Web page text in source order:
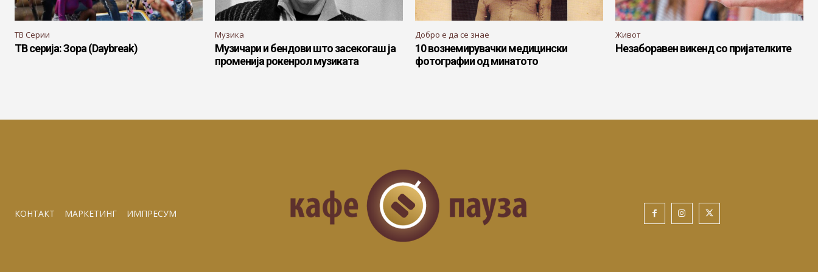
ТВ Серии
ТВ серија: Зора (Daybreak)
Музика
Музичари и бендови што засекогаш ја
променија рокенрол музиката
Добро е да се знае
10 вознемирувачки медицински
фотографии од минатото
Живот
Незаборавен викенд со пријателките
КОНТАКТ МАРКЕТИНГ ИМПРЕСУМ